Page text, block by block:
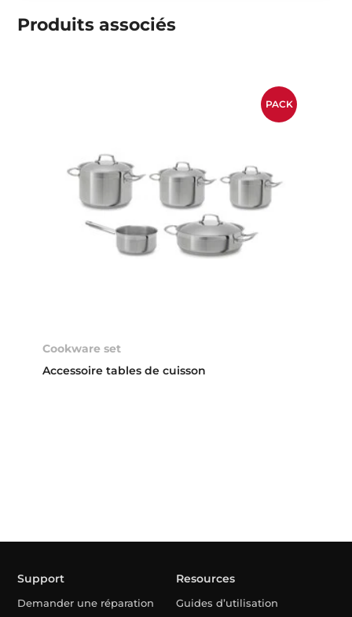
Produits associés
PACK
Cookware set
Accessoire tables de cuisson
Support
Demander une réparation
Resources
Guides d’utilisation